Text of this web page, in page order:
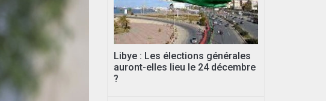
Libye : Les élections générales
auront-elles lieu le 24 décembre
?